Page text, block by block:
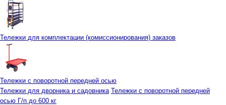
Тележки для комплектации (комиссионирования) заказов
Тележки с поворотной передней осью
Тележки для дворника и садовника Тележки с поворотной передней
осью Г/п до 600 кг